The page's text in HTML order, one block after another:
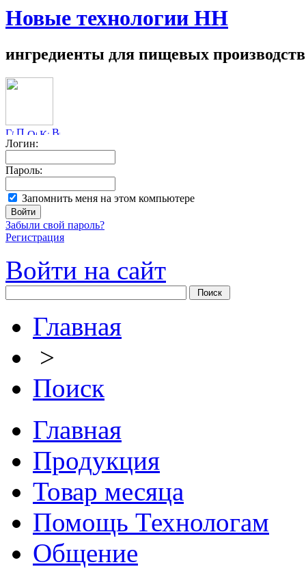
Новые технологии НН
ингредиенты для пищевых производств
Логин:
Пароль:
Запомнить меня на этом компьютере
Забыли свой пароль?
Регистрация
Войти на сайт
Главная
>
Поиск
Главная
Продукция
Товар месяца
Помощь Технологам
Общение